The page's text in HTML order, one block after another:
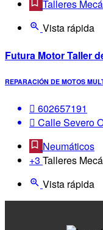
Talleres
Vista rápida
Futura Motor Taller
REPARACIÓN DE MOTOS
602657191
Calle Severo
Neumáticos
+3 Talleres
Vista rápida